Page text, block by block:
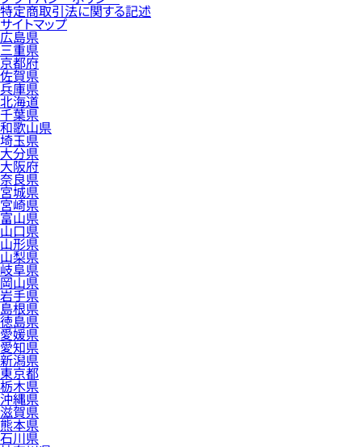
特定商取引法に関する記述
サイトマップ
広島県
三重県
京都府
佐賀県
兵庫県
北海道
千葉県
和歌山県
埼玉県
大分県
大阪府
奈良県
宮城県
宮崎県
富山県
山口県
山形県
山梨県
岐阜県
岡山県
岩手県
島根県
徳島県
愛媛県
愛知県
新潟県
東京都
栃木県
沖縄県
滋賀県
熊本県
石川県